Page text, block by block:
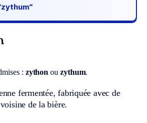
: zython ou zythum.
fermentée, fabriquée avec de
de la bière.